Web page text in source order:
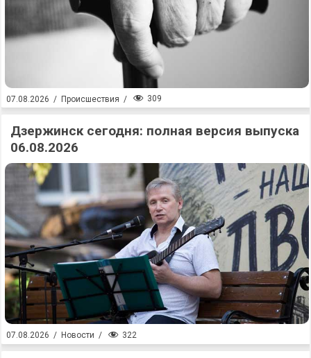
07.08.2026 / Происшествия / 309
Дзержинск сегодня: полная версия выпуска
06.08.2026
07.08.2026 / Новости / 322